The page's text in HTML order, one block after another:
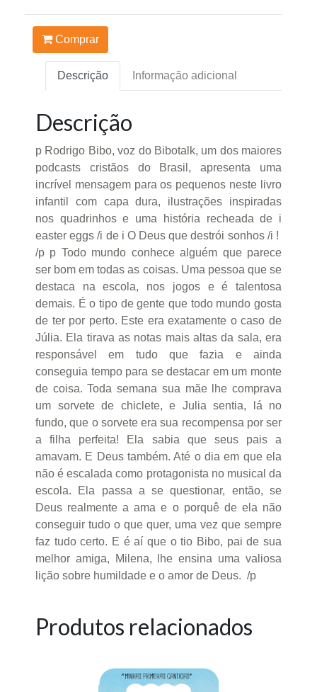
Comprar
Descrição Informação adicional
Descrição
p Rodrigo Bibo, voz do Bibotalk, um dos maiores
podcasts cristãos do Brasil, apresenta uma
incrível mensagem para os pequenos neste livro
infantil com capa dura, ilustrações inspiradas
nos quadrinhos e uma história recheada de i
easter eggs /i de i O Deus que destrói sonhos /i !
/p p Todo mundo conhece alguém que parece
ser bom em todas as coisas. Uma pessoa que se
destaca na escola, nos jogos e é talentosa
demais. É o tipo de gente que todo mundo gosta
de ter por perto. Este era exatamente o caso de
Júlia. Ela tirava as notas mais altas da sala, era
responsável em tudo que fazia e ainda
conseguia tempo para se destacar em um monte
de coisa. Toda semana sua mãe lhe comprava
um sorvete de chiclete, e Julia sentia, lá no
fundo, que o sorvete era sua recompensa por ser
a filha perfeita! Ela sabia que seus pais a
amavam. E Deus também. Até o dia em que ela
não é escalada como protagonista no musical da
escola. Ela passa a se questionar, então, se
Deus realmente a ama e o porquê de ela não
conseguir tudo o que quer, uma vez que sempre
faz tudo certo. E é aí que o tio Bibo, pai de sua
melhor amiga, Milena, lhe ensina uma valiosa
lição sobre humildade e o amor de Deus. /p
Produtos relacionados